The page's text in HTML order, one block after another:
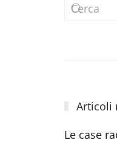
Articoli
Le case